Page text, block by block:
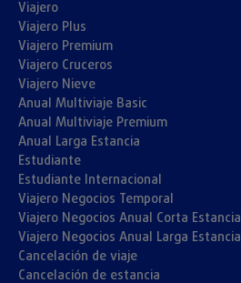
Viajero
Viajero Plus
Viajero Premium
Viajero Cruceros
Viajero Nieve
Anual Multiviaje Basic
Anual Multiviaje Premium
Anual Larga Estancia
Estudiante
Estudiante Internacional
Viajero Negocios Temporal
Viajero Negocios Anual Corta Estancia
Viajero Negocios Anual Larga Estancia
Cancelación de viaje
Cancelación de estancia